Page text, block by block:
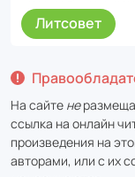
Литсовет
На сайте не
ссылка на онлайн
произведения на
авторами, или с их